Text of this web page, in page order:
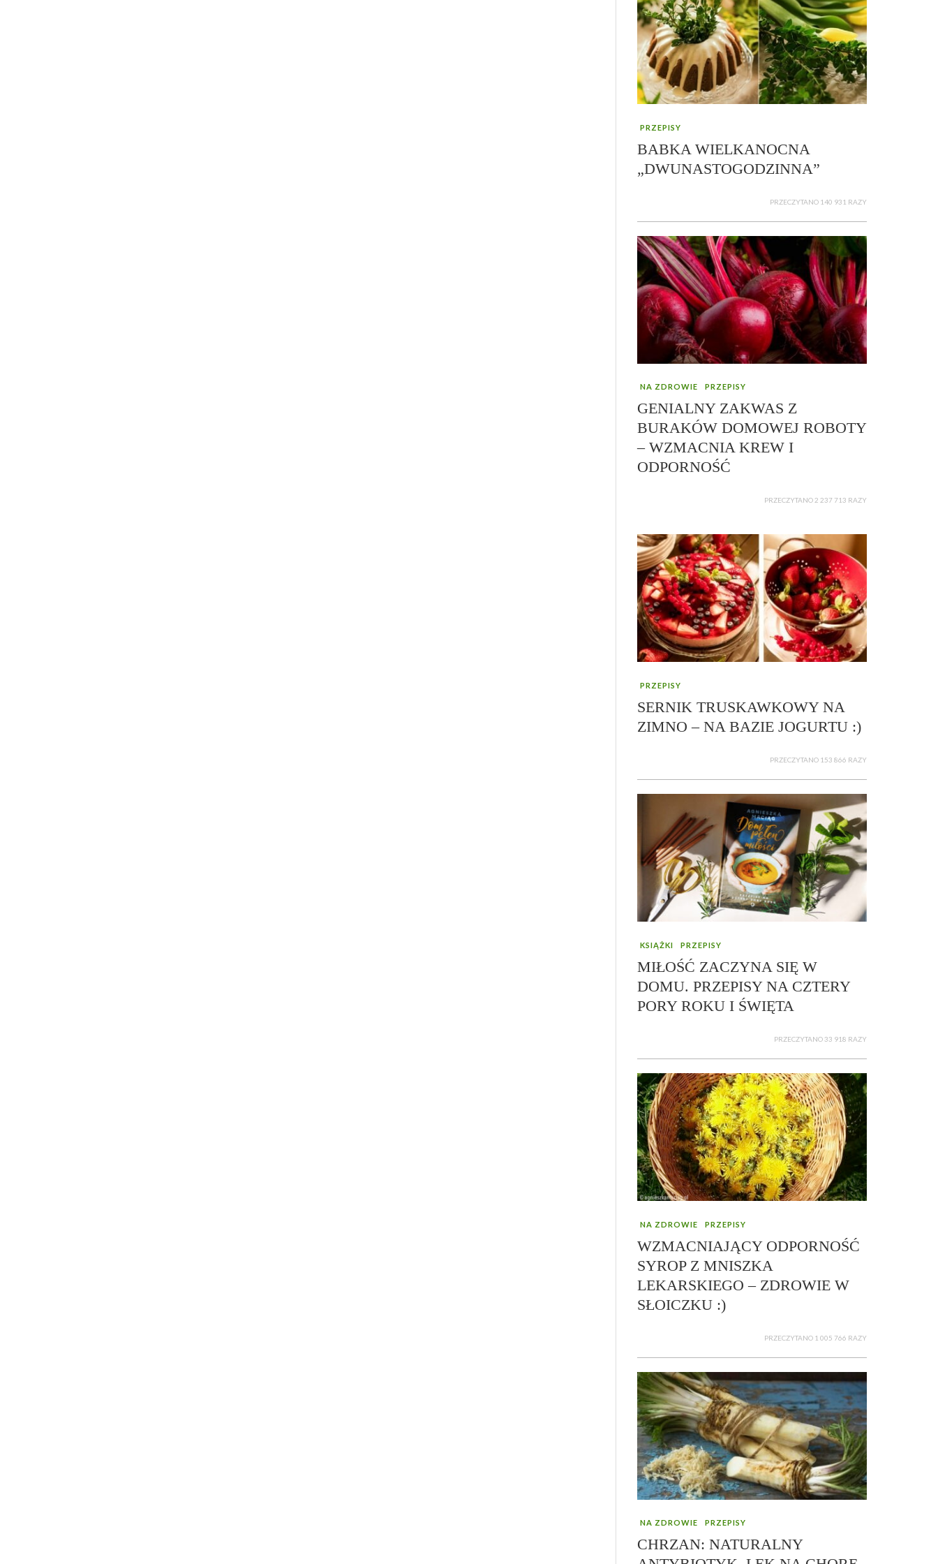
PRZEPISY
BABKA WIELKANOCNA
„DWUNASTOGODZINNA”
PRZECZYTANO 140 931 RAZY
NA ZDROWIE PRZEPISY
GENIALNY ZAKWAS Z
BURAKÓW DOMOWEJ ROBOTY
– WZMACNIA KREW I
ODPORNOŚĆ
PRZECZYTANO 2 237 713 RAZY
PRZEPISY
SERNIK TRUSKAWKOWY NA
ZIMNO – NA BAZIE JOGURTU :)
PRZECZYTANO 153 866 RAZY
KSIĄŻKI PRZEPISY
MIŁOŚĆ ZACZYNA SIĘ W
DOMU. PRZEPISY NA CZTERY
PORY ROKU I ŚWIĘTA
PRZECZYTANO 33 918 RAZY
NA ZDROWIE PRZEPISY
WZMACNIAJĄCY ODPORNOŚĆ
SYROP Z MNISZKA
LEKARSKIEGO – ZDROWIE W
SŁOICZKU :)
PRZECZYTANO 1 005 766 RAZY
NA ZDROWIE PRZEPISY
CHRZAN: NATURALNY